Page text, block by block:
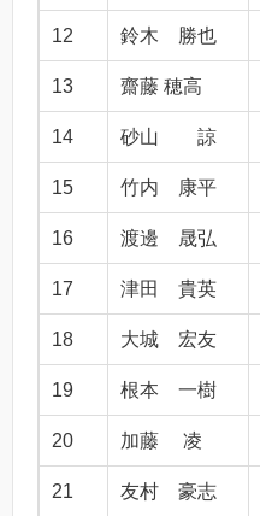
12 鈴木 勝也
13 齋藤 穂高
14 砂山 諒
15 竹内 康平
16 渡邊 晟弘
17 津田 貴英
18 大城 宏友
19 根本 一樹
20 加藤 凌
21 友村 豪志